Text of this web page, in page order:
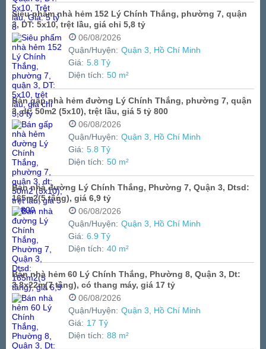
Siêu phẩm nhà hẻm 152 Lý Chính Thắng, phường 7, quận
3, DT: 5x10, trệt lầu, giá chỉ 5,8 tỷ
06/08/2026
Quận/Huyện: Quận 3, Hồ Chí Minh
Giá: 5.8 Tỷ
Diện tích: 50 m²
Bán gấp nhà hẻm đường Lý Chính Thắng, phường 7, quận
3, dt: 50m2 (5x10), trệt lầu, giá 5 tỷ 800
06/08/2026
Quận/Huyện: Quận 3, Hồ Chí Minh
Giá: 5.8 Tỷ
Diện tích: 50 m²
Bán nhà đường Lý Chính Thắng, Phường 7, Quận 3, Dtsd:
165m2(5 tầng), giá 6,9 tỷ
06/08/2026
Quận/Huyện: Quận 3, Hồ Chí Minh
Giá: 6.9 Tỷ
Diện tích: 40 m²
Bán nhà hẻm 60 Lý Chính Thắng, Phường 8, Quận 3, Dt:
3,8x22m(7 tầng), có thang máy, giá 17 tỷ
06/08/2026
Quận/Huyện: Quận 3, Hồ Chí Minh
Giá: 17 Tỷ
Diện tích: 88 m²